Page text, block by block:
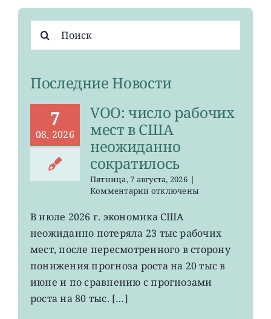
поиска:
Последние Новости
7
08, 2026
VOO: число рабочих
мест в США
неожиданно
сократилось
Пятница, 7 августа, 2026 |
Комментариик
VOO:
рабочих
мест
США
неожиданно
отключены
В июле 2026 г. экономика США
неожиданно потеряла 23 тыс рабочих
мест, после пересмотренного в сторону
понижения прогноза роста на 20 тыс в
июне и по сравнению с прогнозами
роста на 80 тыс. […]